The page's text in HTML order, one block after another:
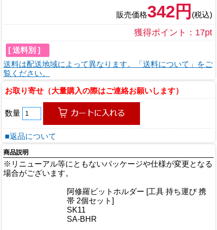
販売価格342円 (税込)
獲得ポイント：17pt
[ 送料別 ]
送料は配送地域によって異なります。「送料について」をご
覧ください。
お取り寄せ（大量購入の際はご連絡お願いします）
数量
■返品について
商品説明
※リニューアル等にともないパッケージや仕様が変更となる
場合がございます。
阿修羅ビットホルダー [工具 持ち運び 携
帯 2個セット]
SK11
SA-BHR